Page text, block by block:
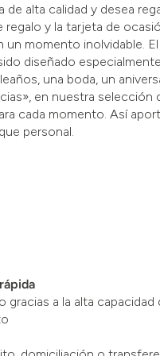
de alta calidad y desea
y la tarjeta de
momento inolvidable.
diseñado
una boda, un
en nuestra selección
cada momento. Así
personal.
gracias a la alta capacidad